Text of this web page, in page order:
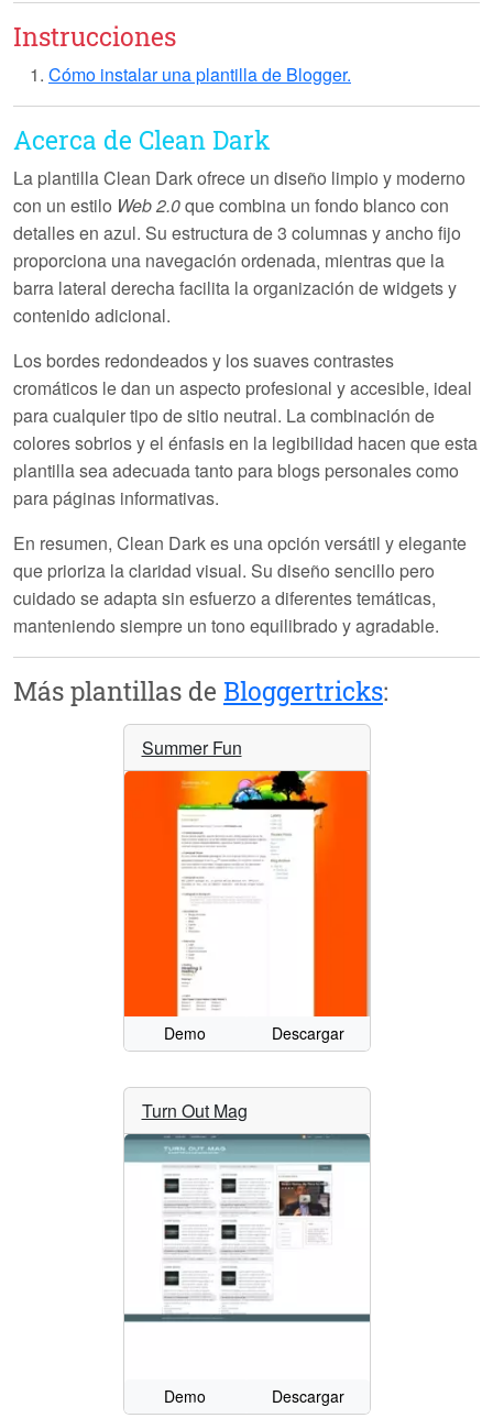
Instrucciones
Cómo instalar una plantilla de Blogger.
Acerca de Clean Dark
La plantillaClean Darkofrece un diseño limpio y moderno
con un estilo Web 2.0que combina un fondo blanco con
detalles en azul. Su estructura de 3 columnas y ancho fijo
proporciona una navegación ordenada, mientras que la
barra lateral derecha facilita la organización de widgets y
contenido adicional.
Los bordes redondeados y los suaves contrastes
cromáticos le dan un aspecto profesional y accesible, ideal
para cualquier tipo de sitio neutral. La combinación de
colores sobrios y el énfasis en la legibilidad hacen que esta
plantilla sea adecuada tanto para blogs personales como
para páginas informativas.
En resumen, Clean Darkes una opción versátil y elegante
que prioriza la claridad visual. Su diseño sencillo pero
cuidado se adapta sin esfuerzo a diferentes temáticas,
manteniendo siempre un tono equilibrado y agradable.
Más plantillas de Bloggertricks:
Summer Fun
Demo Descargar
Turn Out Mag
Demo Descargar